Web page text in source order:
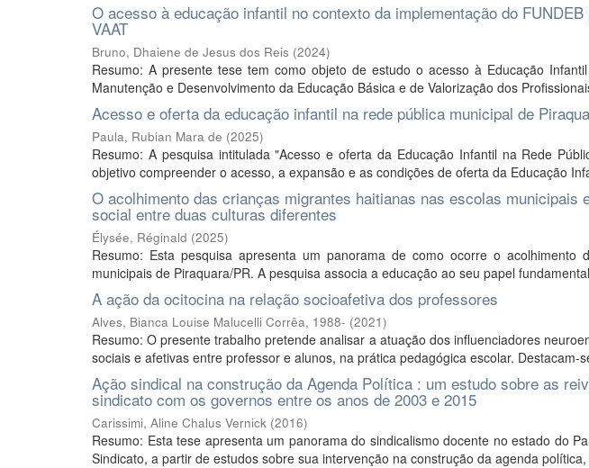
O acesso à educação infantil no contexto da implementação do
VAAT
Bruno, Dhaiene de Jesus dos Reis (2024)
Resumo: A presente tese tem como objeto de estudo o acesso à Educação
Manutenção e Desenvolvimento da Educação Básica e de Valorização dos
Acesso e oferta da educação infantil na rede pública municipal de
Paula, Rubian Mara de (2025)
Resumo: A pesquisa intitulada "Acesso e oferta da Educação Infantil na Rede
objetivo compreender o acesso, a expansão e as condições de oferta da Educação
O acolhimento das crianças migrantes haitianas nas escolas municipais
social entre duas culturas diferentes
Élysée, Réginald (2025)
Resumo: Esta pesquisa apresenta um panorama de como ocorre o acolhimento
municipais de Piraquara/PR. A pesquisa associa a educação ao seu papel
A ação da ocitocina na relação socioafetiva dos professores
Alves, Bianca Louise Malucelli Corrêa, 1988- (2021)
Resumo: O presente trabalho pretende analisar a atuação dos influenciadores
sociais e afetivas entre professor e alunos, na prática pedagógica escolar. Destacam-
Ação sindical na construção da Agenda Política : um estudo sobre as
sindicato com os governos entre os anos de 2003 e 2015
Carissimi, Aline Chalus Vernick (2016)
Resumo: Esta tese apresenta um panorama do sindicalismo docente no estado do
Sindicato, a partir de estudos sobre sua intervenção na construção da agenda